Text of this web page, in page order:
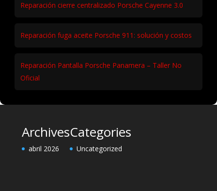
Reparación cierre centralizado Porsche Cayenne 3.0
Reparación fuga aceite Porsche 911: solución y costos
Reparación Pantalla Porsche Panamera – Taller No
Oficial
Archives
abril 2026
Categories
Uncategorized